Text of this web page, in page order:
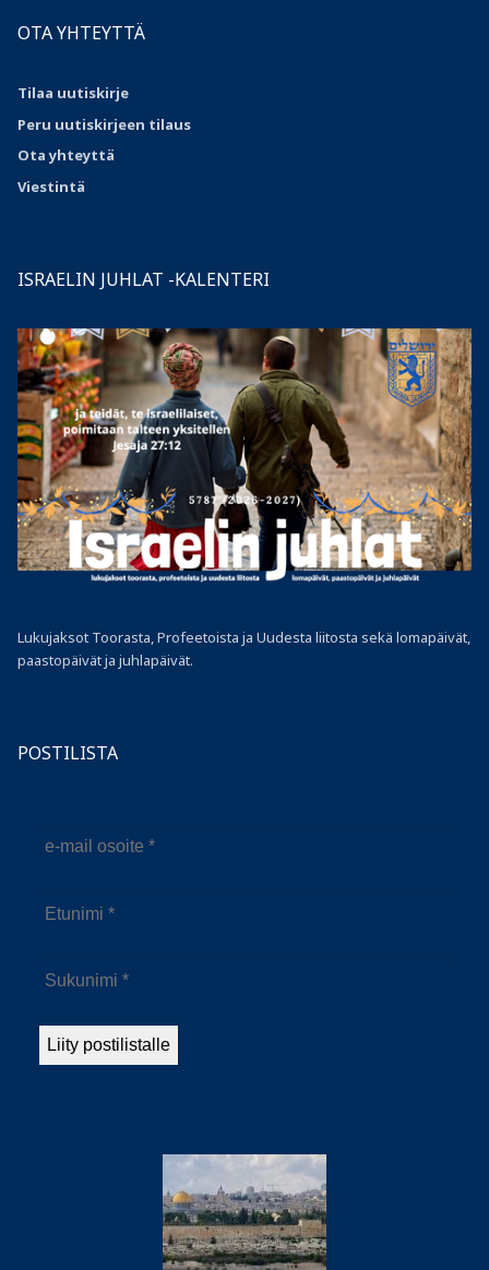
OTA YHTEYTTÄ
Tilaa uutiskirje
Peru uutiskirjeen tilaus
Otayhteyttä
Viestintä
ISRAELIN JUHLAT -KALENTERI
Lukujaksot Toorasta, Profeetoista ja Uudesta liitosta sekä lomapäivät,
paastopäivät ja juhlapäivät.
POSTILISTA